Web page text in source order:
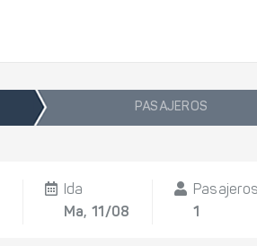
PASAJEROS
Ida
Ma, 11/08
Pasajeros
1